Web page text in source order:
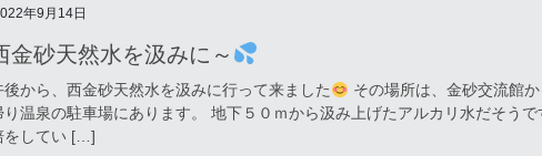
年9月14日
金砂天然水を汲みに～
後から、西金砂天然水を汲みに行って来ました
その場所は、金砂交流館
り温泉の駐車場にあります。 地下５０ｍから汲み上げたアルカリ水だそう
をしてい […]